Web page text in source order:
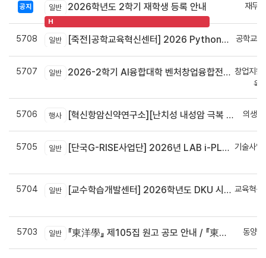
공지 일반 2026학년도 2학기 재학생 등록 안내
H
재무
5708 일반 [죽전|공학교육혁신센터] 2026 Python으로 구현하는 AI 영상인식과 로봇팔 제어 프로그램 신청 안내 공학교
5707 일반 2026-2학기 AI융합대학 벤처창업융합전공 안내
창업지원
육
5706 행사 [혁신항암신약연구소][난치성 내성암 극복 차세대 신약개발 글로벌 사업단] 심포지엄 8월 24일 ~ 25일 의생
5705 일반 [단국G-RISE사업단] 2026년 LAB i-PLUG 프로그램 과제 공고(~10.9.(금)까지)
기술사업
5704 일반 [교수학습개발센터] 2026학년도 DKU 시그니처 교수법 적용 교과목 개발 신청 안내
교육혁신
5703 일반 『東洋學』 제105집 원고 공모 안내 / 『東洋學』第105輯征稿启事 / Call for Papers : The Oriental Studies, the 105th Issue 동양